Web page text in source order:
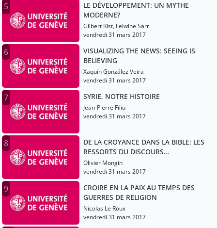
5
LE DÉVELOPPEMENT: UN MYTHE
MODERNE?
Gilbert Rist, Felwine Sarr
vendredi 31 mars 2017
6
VISUALIZING THE NEWS: SEEING IS
BELIEVING
Xaquín González Veira
vendredi 31 mars 2017
7 SYRIE, NOTRE HISTOIRE
Jean-Pierre Filiu
vendredi 31 mars 2017
8
DE LA CROYANCE DANS LA BIBLE: LES
RESSORTS DU DISCOURS
PROPHÉTIQUE
Olivier Mongin
vendredi 31 mars 2017
9
CROIRE EN LA PAIX AU TEMPS DES
GUERRES DE RELIGION
Nicolas Le Roux
vendredi 31 mars 2017